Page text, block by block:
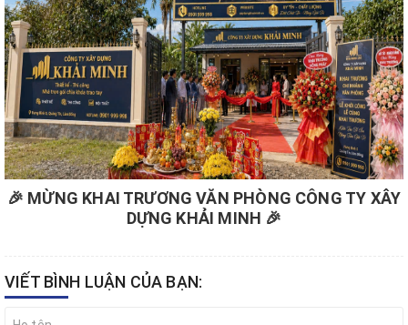
🎉 MỪNG KHAI TRƯƠNG VĂN PHÒNG CÔNG TY XÂY
DỰNG KHẢI MINH 🎉
VIẾT BÌNH LUẬN CỦA BẠN: